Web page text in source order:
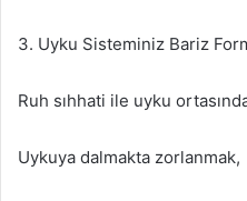
3. Uyku Sisteminiz Bariz
Ruh sıhhati ile uyku
Uykuya dalmakta zorlanmak,